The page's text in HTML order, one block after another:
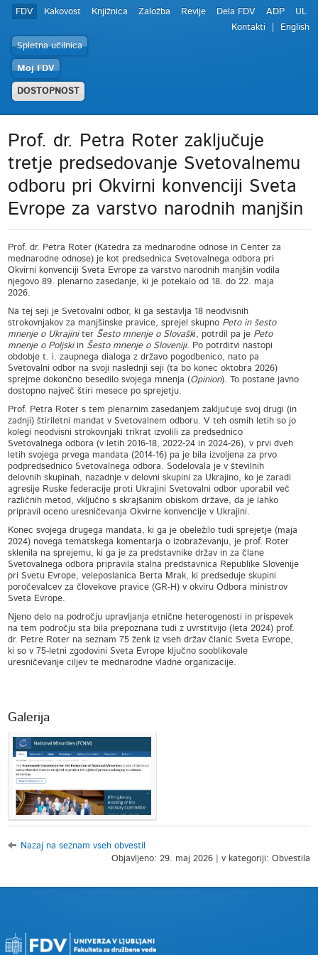
FDV Kakovost Knjižnica Založba Revije Dela FDV ADP
UL
Kontakti
English
Spletna učilnica
Moj FDV
DOSTOPNOST
Prof. dr. Petra Roter zaključuje
tretje predsedovanje Svetovalnemu
odboru pri Okvirni konvenciji Sveta
Evrope za varstvo narodnih manjšin
Prof. dr. Petra Roter (Katedra za mednarodne odnose in Center za
mednarodne odnose) je kot predsednica Svetovalnega odbora pri
Okvirni konvenciji Sveta Evrope za varstvo narodnih manjšin vodila
njegovo 89. plenarno zasedanje, ki je potekalo od 18. do 22. maja
2026.
Na tej seji je Svetovalni odbor, ki ga sestavlja 18 neodvisnih
strokovnjakov za manjšinske pravice, sprejel skupno Peto in šesto
mnenje o Ukrajiniter Šesto mnenje o Slovaški, potrdil pa je Peto
mnenje o Poljskiin Šesto mnenje o Sloveniji. Po potrditvi nastopi
obdobje t. i. zaupnega dialoga z državo pogodbenico, nato pa
Svetovalni odbor na svoji naslednji seji (ta bo konec oktobra 2026)
sprejme dokončno besedilo svojega mnenja (Opinion). To postane javno
dostopno največ štiri mesece po sprejetju.
Prof. Petra Roter s tem plenarnim zasedanjem zaključuje svoj drugi (in
zadnji) štiriletni mandat v Svetovalnem odboru. V teh osmih letih so jo
kolegi neodvisni strokovnjaki trikrat izvolili za predsednico
Svetovalnega odbora (v letih 2016-18, 2022-24 in 2024-26), v prvi dveh
letih svojega prvega mandata (2014-16) pa je bila izvoljena za prvo
podpredsednico Svetovalnega odbora. Sodelovala je v številnih
delovnih skupinah, nazadnje v delovni skupini za Ukrajino, ko je zaradi
agresije Ruske federacije proti Ukrajini Svetovalni odbor uporabil več
različnih metod, vključno s skrajšanim obiskom države, da je lahko
pripravil oceno uresničevanja Okvirne konvencije v Ukrajini.
Konec svojega drugega mandata, ki ga je obeležilo tudi sprejetje (maja
2024) novega tematskega komentarja o izobraževanju, je prof. Roter
sklenila na sprejemu, ki ga je za predstavnike držav in za člane
Svetovalnega odbora pripravila stalna predstavnica Republike Slovenije
pri Svetu Evrope, veleposlanica Berta Mrak, ki predseduje skupini
poročevalcev za človekove pravice (GR-H) v okviru Odbora ministrov
Sveta Evrope.
Njeno delo na področju upravljanja etnične heterogenosti in prispevek
na tem področju sta bila prepoznana tudi z uvrstitvijo (leta 2024) prof.
dr. Petre Roter na seznam 75 ženk iz vseh držav članic Sveta Evrope,
ki so v 75-letni zgodovini Sveta Evrope ključno sooblikovale
uresničevanje ciljev te mednarodne vladne organizacije.
Galerija
Nazaj na seznam vseh obvestil
Objavljeno: 29. maj 2026 | v kategoriji: Obvestila